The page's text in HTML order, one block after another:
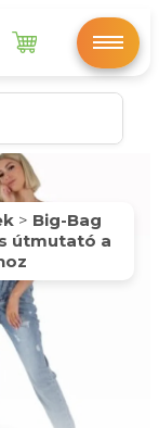
> Big-Bag
útmutató a